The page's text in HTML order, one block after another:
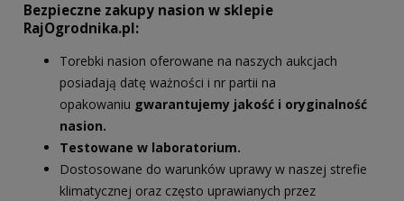
Bezpieczne zakupy nasion w sklepie
RajOgrodnika.pl:
Torebki nasion oferowane na naszych aukcjach
posiadają datę ważności i nr partii na
opakowaniu gwarantujemy jakość i oryginalność
nasion.
Testowane w laboratorium.
Dostosowane do warunków uprawy w naszej strefie
klimatycznej oraz często uprawianych przez